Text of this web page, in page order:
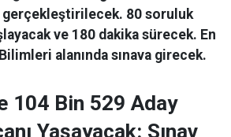
gerçekleştirilecek. 80 soruluk
ve 180 dakika sürecek. En
alanında sınava girecek.
104 Bin 529 Aday
Yaşayacak: Sınav